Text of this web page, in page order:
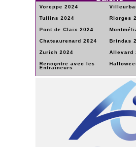
Voreppe 2024
Tullins 2024 Riorges
Pont de Claix 2024
Chateaurenard 2024 Brindas
Zurich 2024 Allevard
Rencontre avec les
Entraîneurs